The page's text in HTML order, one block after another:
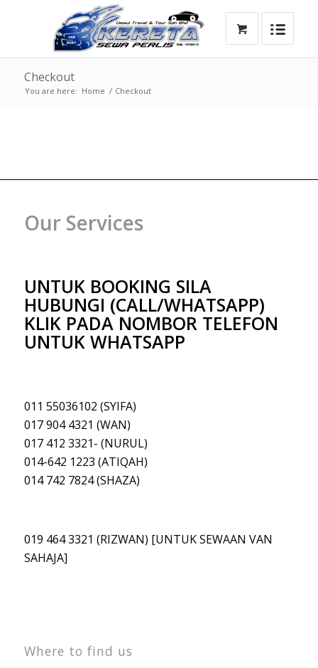
Checkout
You are here: Home / Checkout
Our Services
UNTUK BOOKING SILA
HUBUNGI (CALL/WHATSAPP)
KLIK PADA NOMBOR TELEFON
UNTUK WHATSAPP
011 55036102 (SYIFA)
017 904 4321 (WAN)
017 412 3321- (NURUL)
014-642 1223 (ATIQAH)
014 742 7824 (SHAZA)
019 464 3321 (RIZWAN) [UNTUK SEWAAN VAN
SAHAJA]
Where to find us